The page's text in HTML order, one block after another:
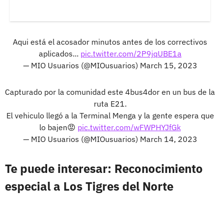
Aqui está el acosador minutos antes de los correctivos
aplicados... pic.twitter.com/2P9jqUBE1a
— MIO Usuarios (@MIOusuarios) March 15, 2023
Capturado por la comunidad este 4bus4dor en un bus de la
ruta E21.
El vehiculo llegó a la Terminal Menga y la gente espera que
lo bajen😡 pic.twitter.com/wFWPHYJfGk
— MIO Usuarios (@MIOusuarios) March 14, 2023
Te puede interesar: Reconocimiento
especial a Los Tigres del Norte